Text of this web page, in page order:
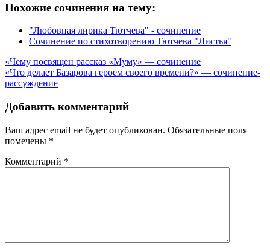
Похожие сочинения на тему:
"Любовная лирика Тютчева" - сочинение
Сочинение по стихотворению Тютчева "Листья"
Навигация
по
«Чему посвящен рассказ «Муму» — сочинение
«Что делает Базарова героем своего времени?» — сочинение-
рассуждение
Добавить комментарий
Ваш адрес email не будет опубликован. Обязательные поля
помечены *
Комментарий *